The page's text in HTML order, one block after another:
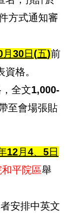
方式通知審
月 30日 (五)前
格。
全文1,000-
至會場張貼
12月 4、 5日
平院區舉
安排中英文